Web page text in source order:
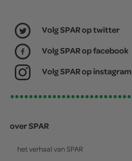
Volg SPAR op twitter
Volg SPAR op facebook
Volg SPAR op instagram
over SPAR
het verhaal van SPAR